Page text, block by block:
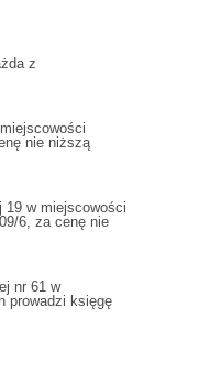
z
nie niższą
19 w miejscowości
6, za cenę nie
nr 61 w
prowadzi księgę